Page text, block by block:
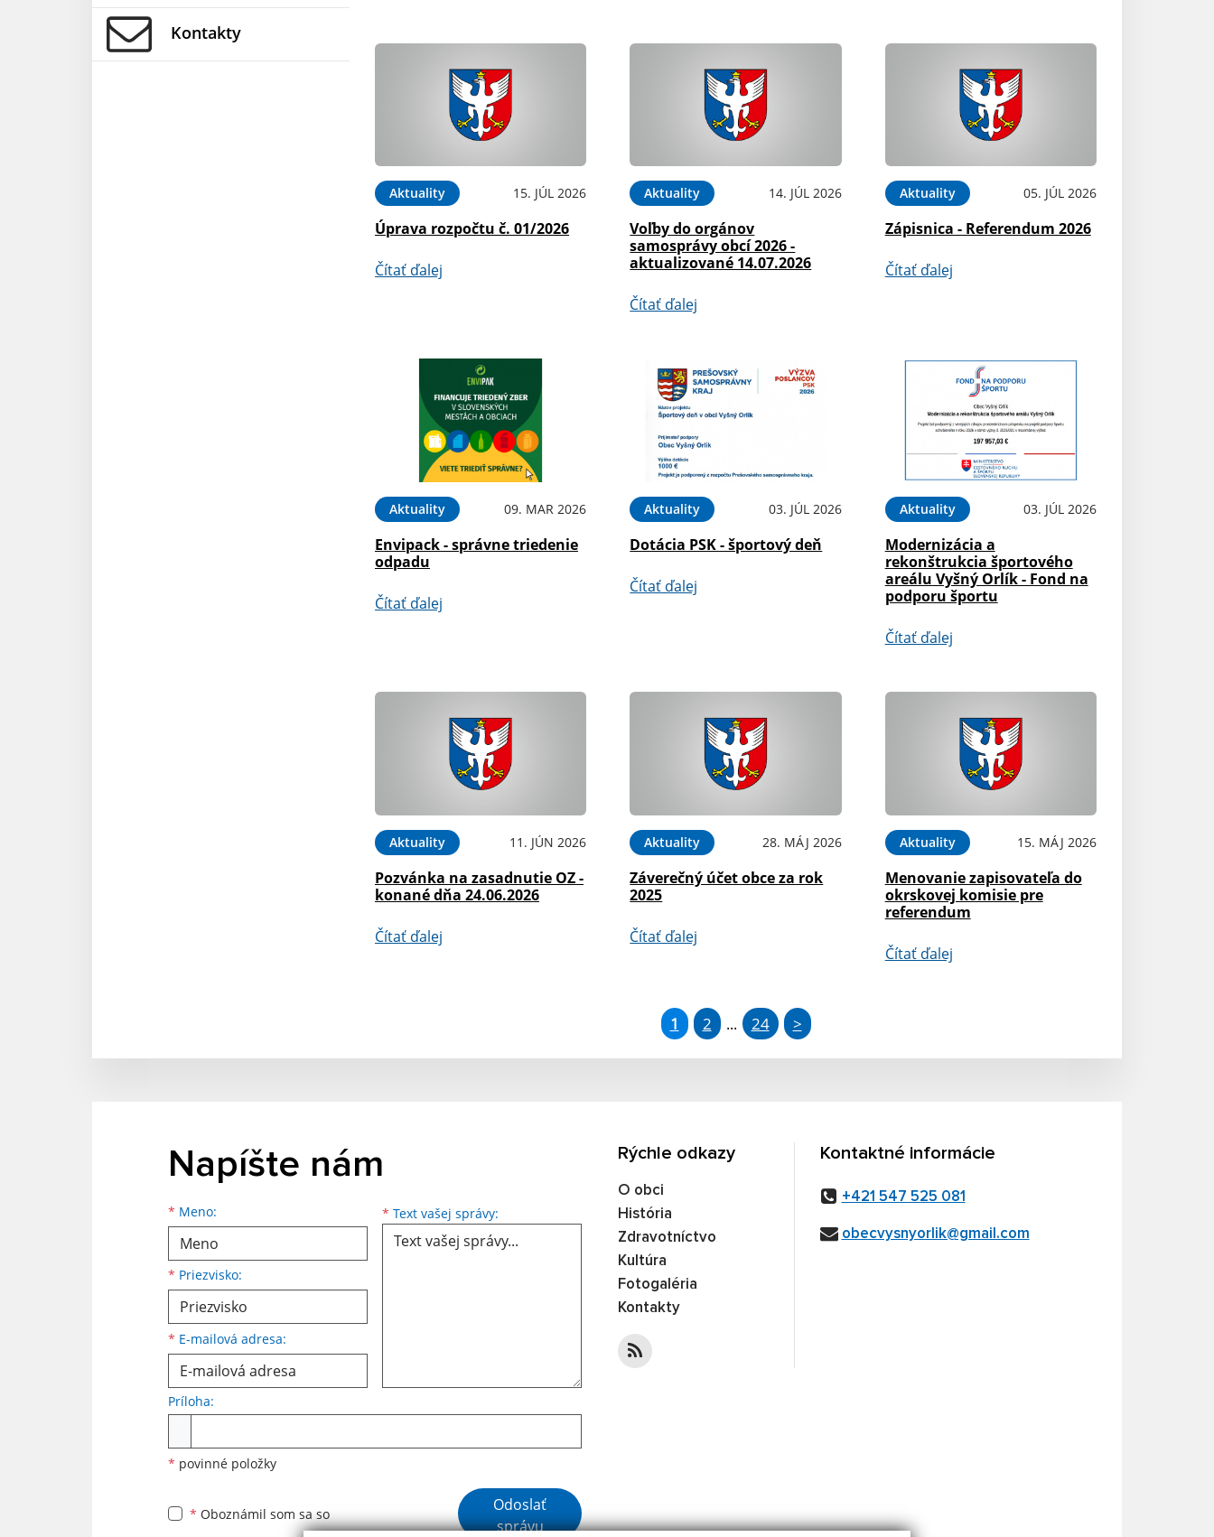
Kontakty
Aktuality 15. JÚL 2026
Úprava rozpočtu č. 01/2026
Čítať ďalej
Aktuality 14. JÚL 2026
Voľby do orgánov
samosprávy obcí 2026 -
aktualizované 14.07.2026
Čítať ďalej
Aktuality 05. JÚL 2026
Zápisnica - Referendum 2026
Čítať ďalej
Aktuality 09. MAR 2026
Envipack - správne triedenie
odpadu
Čítať ďalej
Aktuality 03. JÚL 2026
Dotácia PSK - športový deň
Čítať ďalej
Aktuality 03. JÚL 2026
Modernizácia a
rekonštrukcia športového
areálu Vyšný Orlík - Fond na
podporu športu
Čítať ďalej
Aktuality 11. JÚN 2026
Pozvánka na zasadnutie OZ -
konané dňa 24.06.2026
Čítať ďalej
Aktuality 28. MÁJ 2026
Záverečný účet obce za rok
2025
Čítať ďalej
Aktuality 15. MÁJ 2026
Menovanie zapisovateľa do
okrskovej komisie pre
referendum
Čítať ďalej
1 2 ... 24 >
Napíšte nám
* Meno:
* Priezvisko:
* E-mailová adresa:
* Text vašej správy:
Príloha:
* povinné položky
* Oboznámil som sa so
Odoslať
správu
Rýchle odkazy
O obci
História
Zdravotníctvo
Kultúra
Fotogaléria
Kontakty
Kontaktné informácie
+421 547 525 081
obecvysnyorlik@gmail.com